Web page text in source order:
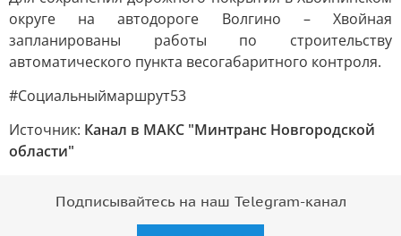
округе на автодороге Волгино – Хвойная
запланированы работы по строительству
автоматического пункта весогабаритного контроля.
#Социальныймаршрут53
Источник: Канал в МАКС "Минтранс Новгородской
области"
Подписывайтесь на наш Telegram-канал